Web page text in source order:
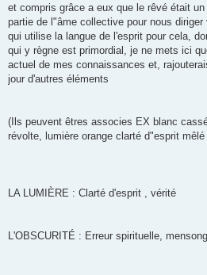
et compris grâce a eux que le rêvé était
partie de l"âme collective pour nous diriger
qui utilise la langue de l'esprit pour cela,
qui y règne est primordial, je ne mets ici
actuel de mes connaissances et,
jour d'autres éléments
(Ils peuvent êtres associes EX blanc
révolte, lumière orange clarté d"esprit
LA LUMIÈRE : Clarté d'esprit , vérité
L'OBSCURITÉ : Erreur spirituelle,